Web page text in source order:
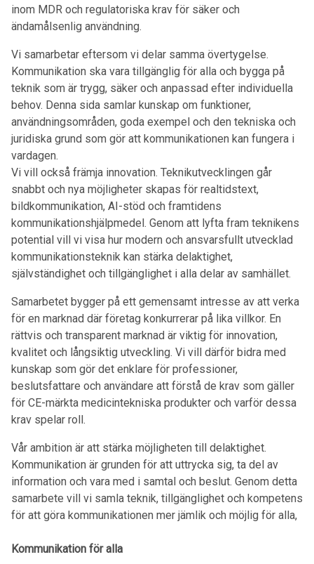
inom MDR och regulatoriska krav för säker och
ändamålsenlig användning.
Vi samarbetar eftersom vi delar samma övertygelse.
Kommunikation ska vara tillgänglig för alla och bygga på
teknik som är trygg, säker och anpassad efter individuella
behov. Denna sida samlar kunskap om funktioner,
användningsområden, goda exempel och den tekniska och
juridiska grund som gör att kommunikationen kan fungera i
vardagen.
Vi vill också främja innovation. Teknikutvecklingen går
snabbt och nya möjligheter skapas för realtidstext,
bildkommunikation, AI-stöd och framtidens
kommunikationshjälpmedel. Genom att lyfta fram teknikens
potential vill vi visa hur modern och ansvarsfullt utvecklad
kommunikationsteknik kan stärka delaktighet,
självständighet och tillgänglighet i alla delar av samhället.
Samarbetet bygger på ett gemensamt intresse av att verka
för en marknad där företag konkurrerar på lika villkor. En
rättvis och transparent marknad är viktig för innovation,
kvalitet och långsiktig utveckling. Vi vill därför bidra med
kunskap som gör det enklare för professioner,
beslutsfattare och användare att förstå de krav som gäller
för CE-märkta medicintekniska produkter och varför dessa
krav spelar roll.
Vår ambition är att stärka möjligheten till delaktighet.
Kommunikation är grunden för att uttrycka sig, ta del av
information och vara med i samtal och beslut. Genom detta
samarbete vill vi samla teknik, tillgänglighet och kompetens
för att göra kommunikationen mer jämlik och möjlig för alla,
Kommunikation för alla